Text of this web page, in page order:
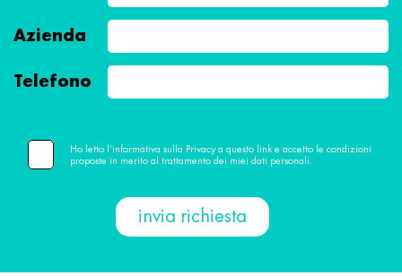
Azienda
Telefono
Ho letto l’informativa sulla Privacy a questo link e accetto le condizioni
proposte in merito al trattamento dei miei dati personali.